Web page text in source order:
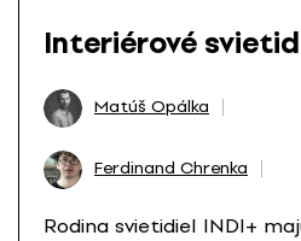
Interiérové
Matúš Opálka
Ferdinand Chrenka
Rodina svietidiel INDI+